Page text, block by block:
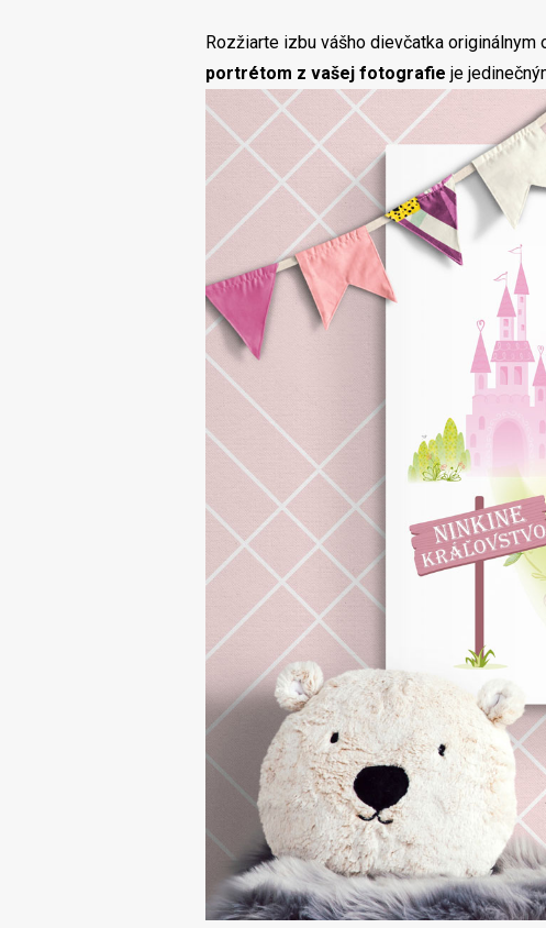
Rozžiarte izbu vášho dievčatka originálnym
portrétom z vašej fotografie je